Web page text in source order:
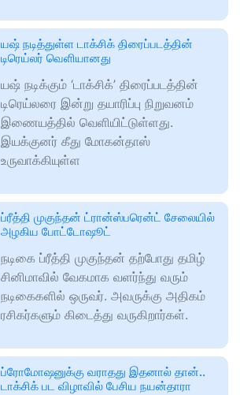
யஷ் நடித்துள்ள டாக்சிக் திரைப்படத்தின்
டிரெய்லர் வெளியானது
யஷ் நடிக்கும் ‘டாக்சிக்’ திரைப்படத்தின்
டிரெய்லரை இன்று தயாரிப்பு நிறுவனம்
இணையத்தில் வெளியிட்டுள்ளது.
இயக்குனர் கீது மோகன்தாஸ்
உருவாக்கியுள்ள
ப்ரீத்தி முகுந்தன் ட்ரான்ஸ்பரென்ட் சேலையில்
அழகிய போட்டோஷூட்
நடிகை ப்ரீத்தி முகுந்தன் தற்போது தமிழ்
சினிமாவில் வேகமாக வளர்ந்து வரும்
நடிகைகளில் ஒருவர். அவருக்கு அதிகம்
ரசிகர்களும் கிடைத்து வருகிறார்கள்.
ப்ரோமோஷனுக்கு வராதது இதனால் தான்..
டாக்சிக் பட விழாவில் பேசிய நயன்தாரா